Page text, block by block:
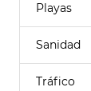
Playas
Sanidad
Tráfico